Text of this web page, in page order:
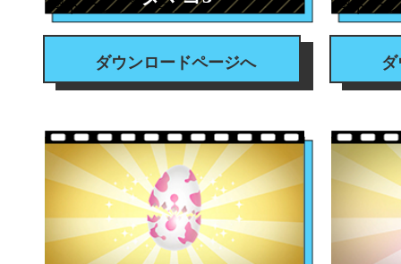
#トランジション
ダウンロードページへ
#トラ